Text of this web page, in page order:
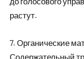
растут.
7. Органические
Содержательный